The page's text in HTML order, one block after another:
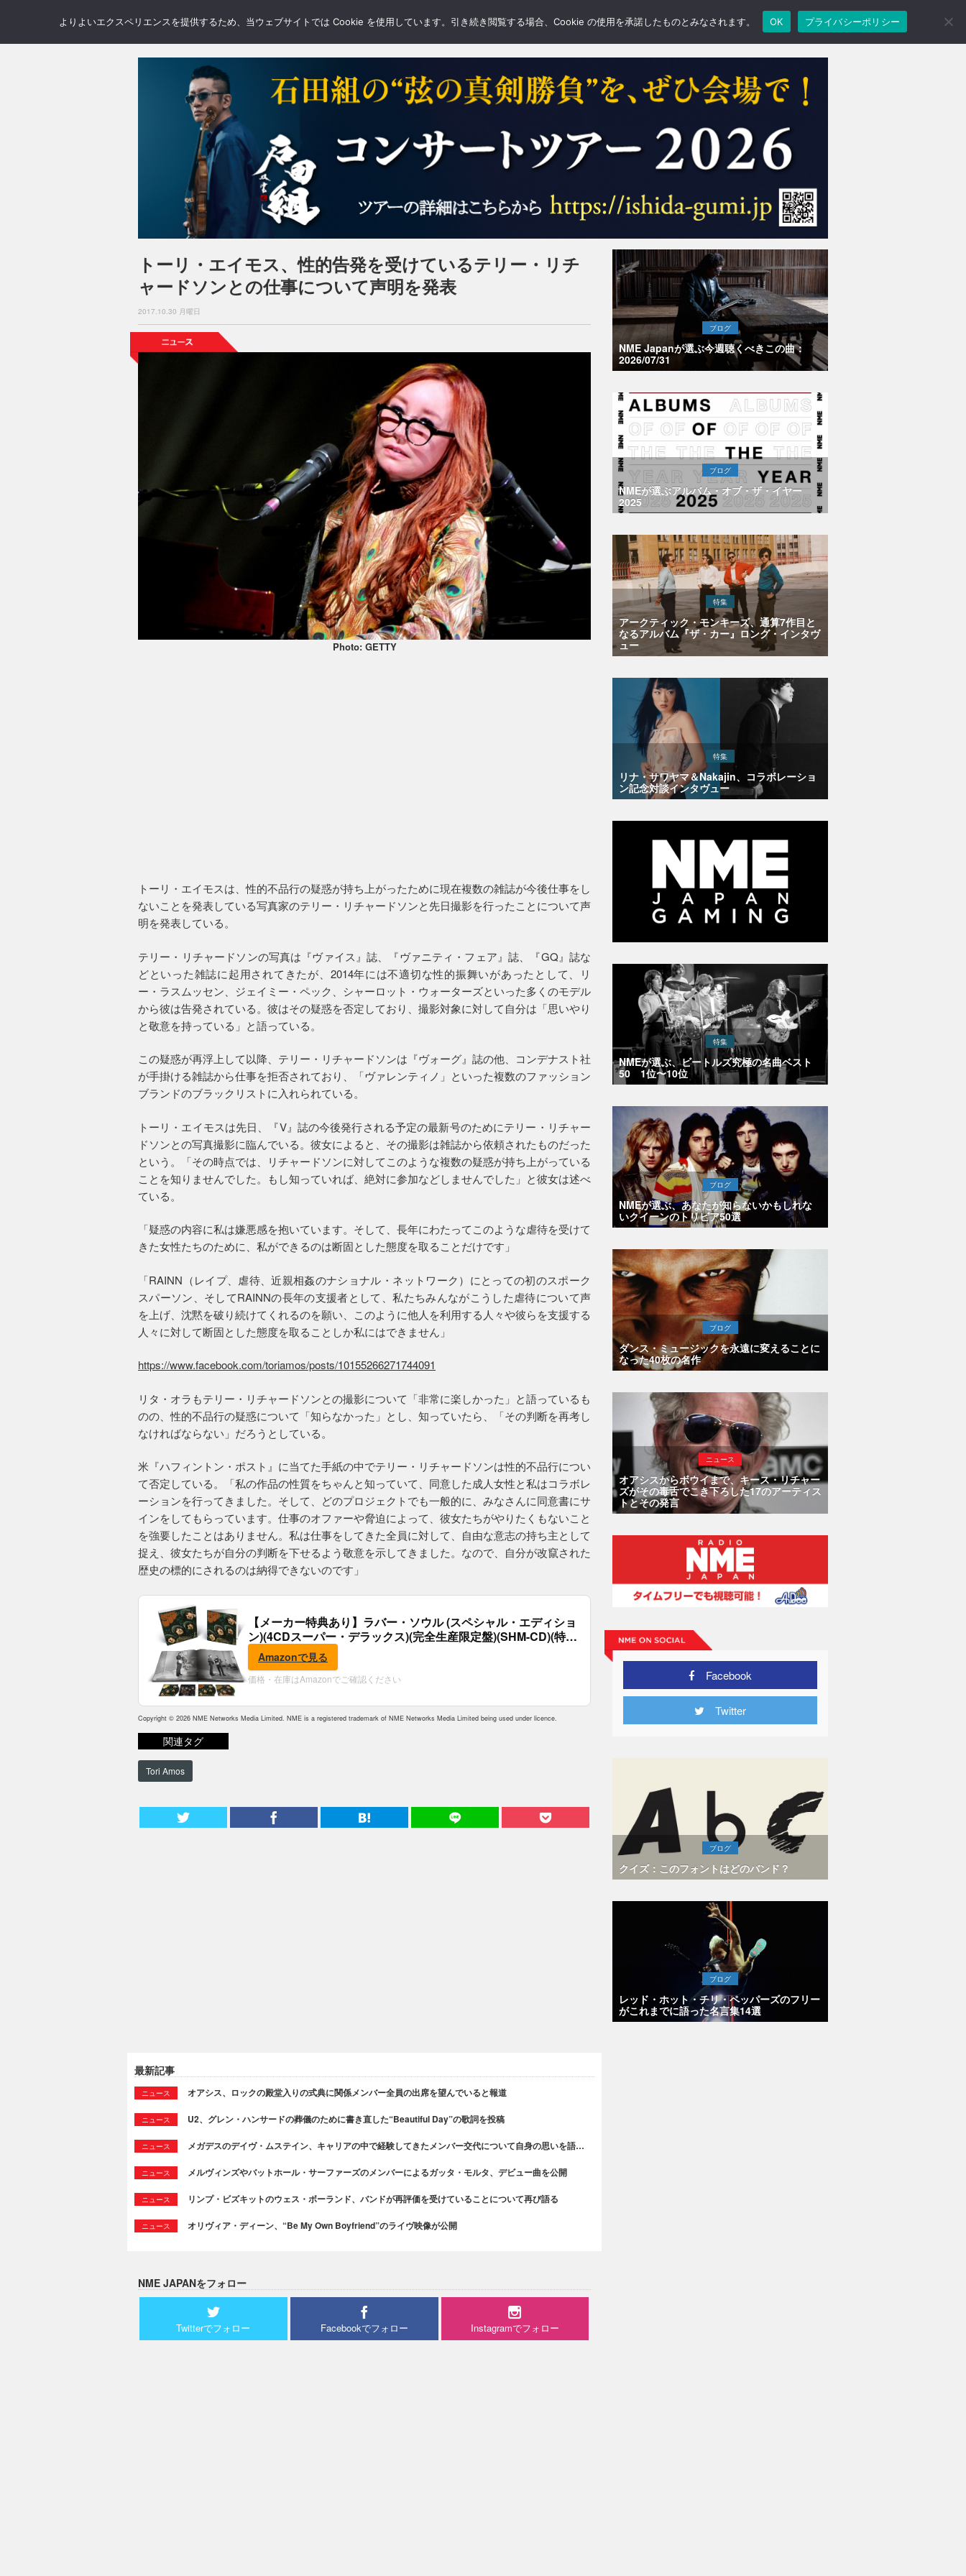
NEWS REVIEWS GALLERY BLOGS FEATURE
トーリ・エイモス、性的告発を受けているテリー・リチ
ャードソンとの仕事について声明を発表
2017.10.30 月曜日
Photo: GETTY
トーリ・エイモスは、性的不品行の疑惑が持ち上がったために現在複数の雑誌が今後仕事をし
ないことを発表している写真家のテリー・リチャードソンと先日撮影を行ったことについて声
明を発表している。
テリー・リチャードソンの写真は『ヴァイス』誌、『ヴァニティ・フェア』誌、『GQ』誌な
どといった雑誌に起用されてきたが、2014年には不適切な性的振舞いがあったとして、リ
ー・ラスムッセン、ジェイミー・ペック、シャーロット・ウォーターズといった多くのモデル
から彼は告発されている。彼はその疑惑を否定しており、撮影対象に対して自分は「思いやり
と敬意を持っている」と語っている。
この疑惑が再浮上して以降、テリー・リチャードソンは『ヴォーグ』誌の他、コンデナスト社
が手掛ける雑誌から仕事を拒否されており、「ヴァレンティノ」といった複数のファッション
ブランドのブラックリストに入れられている。
トーリ・エイモスは先日、『V』誌の今後発行される予定の最新号のためにテリー・リチャー
ドソンとの写真撮影に臨んでいる。彼女によると、その撮影は雑誌から依頼されたものだった
という。「その時点では、リチャードソンに対してこのような複数の疑惑が持ち上がっている
ことを知りませんでした。もし知っていれば、絶対に参加などしませんでした」と彼女は述べ
ている。
「疑惑の内容に私は嫌悪感を抱いています。そして、長年にわたってこのような虐待を受けて
きた女性たちのために、私ができるのは断固とした態度を取ることだけです」
「RAINN（レイプ、虐待、近親相姦のナショナル・ネットワーク）にとっての初のスポーク
スパーソン、そしてRAINNの長年の支援者として、私たちみんながこうした虐待について声
を上げ、沈黙を破り続けてくれるのを願い、このように他人を利用する人々や彼らを支援する
人々に対して断固とした態度を取ることしか私にはできません」
https://www.facebook.com/toriamos/posts/10155266271744091
リタ・オラもテリー・リチャードソンとの撮影について「非常に楽しかった」と語っているも
のの、性的不品行の疑惑について「知らなかった」とし、知っていたら、「その判断を再考し
なければならない」だろうとしている。
米『ハフィントン・ポスト』に当てた手紙の中でテリー・リチャードソンは性的不品行につい
て否定している。「私の作品の性質をちゃんと知っていて、同意した成人女性と私はコラボレ
ーションを行ってきました。そして、どのプロジェクトでも一般的に、みなさんに同意書にサ
インをしてもらっています。仕事のオファーや脅迫によって、彼女たちがやりたくもないこと
を強要したことはありません。私は仕事をしてきた全員に対して、自由な意志の持ち主として
捉え、彼女たちが自分の判断を下せるよう敬意を示してきました。なので、自分が改竄された
歴史の標的にされるのは納得できないのです」
【メーカー特典あり】ラバー・ソウル (スペシャル・エディショ
ン)(4CDスーパー・デラックス)(完全生産限定盤)(SHM-CD)(特
典:B2ポスター付)
Amazonで見る
価格・在庫はAmazonでご確認ください
Copyright © 2026 NME Networks Media Limited. NME is a registered trademark of NME Networks Media Limited being used under licence.
関連タグ
Tori Amos
最新記事
ニュース オアシス、ロックの殿堂入りの式典に関係メンバー全員の出席を望んでいると報道
ニュース U2、グレン・ハンサードの葬儀のために書き直した“Beautiful Day”の歌詞を投稿
ニュース メガデスのデイヴ・ムステイン、キャリアの中で経験してきたメンバー交代について自身の思いを語…
ニュース メルヴィンズやバットホール・サーファーズのメンバーによるガッタ・モルタ、デビュー曲を公開
ニュース リンプ・ビズキットのウェス・ボーランド、バンドが再評価を受けていることについて再び語る
ニュース オリヴィア・ディーン、“Be My Own Boyfriend”のライヴ映像が公開
NME JAPANをフォロー
Twitterでフォロー Facebookでフォロー Instagramでフォロー
ブログ
NME Japanが選ぶ今週聴くべきこの曲：
2026/07/31
ブログ
NMEが選ぶアルバム・オブ・ザ・イヤー
2025
特集
アークティック・モンキーズ、通算7作目と
なるアルバム『ザ・カー』ロング・インタヴ
ュー
特集
リナ・サワヤマ＆Nakajin、コラボレーショ
ン記念対談インタヴュー
特集
NMEが選ぶ、ビートルズ究極の名曲ベスト
50 1位〜10位
ブログ
NMEが選ぶ、あなたが知らないかもしれな
いクイーンのトリビア50選
ブログ
ダンス・ミュージックを永遠に変えることに
なった40枚の名作
ニュース
オアシスからボウイまで、キース・リチャー
ズがその毒舌でこき下ろした17のアーティス
トとその発言
Facebook
Twitter
ブログ
クイズ：このフォントはどのバンド？
ブログ
レッド・ホット・チリ・ペッパーズのフリー
がこれまでに語った名言集14選
よりよいエクスペリエンスを提供するため、当ウェブサイトでは Cookie を使用しています。引き続き閲覧する場合、Cookie の使用を承諾したものとみなされます。 OK プライバシーポリシー